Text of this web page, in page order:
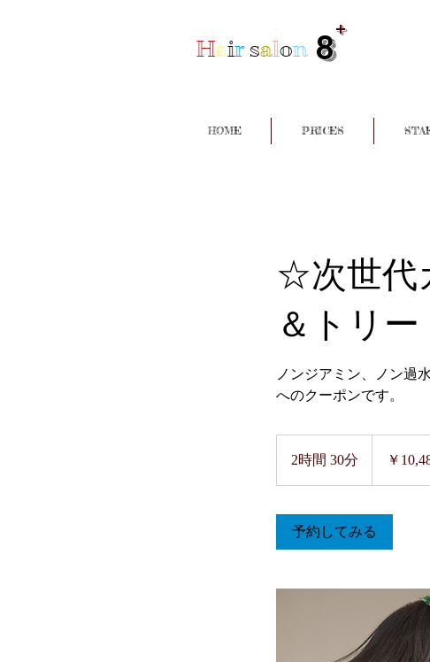
8
Hairsalon
+
HOME PRICES
☆次世代
＆トリー
ノンジアミン、ノン過
へのクーポンです。
2時間 30分 ￥
予約してみる